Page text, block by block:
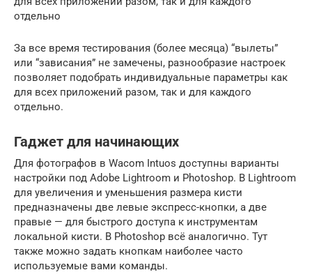
отдельно
За все время тестирования (более месяца) “вылеты”
или “зависания” не замечены, разнообразие настроек
позволяет подобрать индивидуальные параметры как
для всех приложений разом, так и для каждого
отдельно.
Гаджет для начинающих
Для фотографов в Wacom Intuos доступны варианты
настройки под Adobe Lightroom и Photoshop. В Lightroom
для увеличения и уменьшения размера кисти
предназначены две левые экспресс-кнопки, а две
правые — для быстрого доступа к инструментам
локальной кисти. В Photoshop всё аналогично. Тут
также можно задать кнопкам наиболее часто
используемые вами команды.